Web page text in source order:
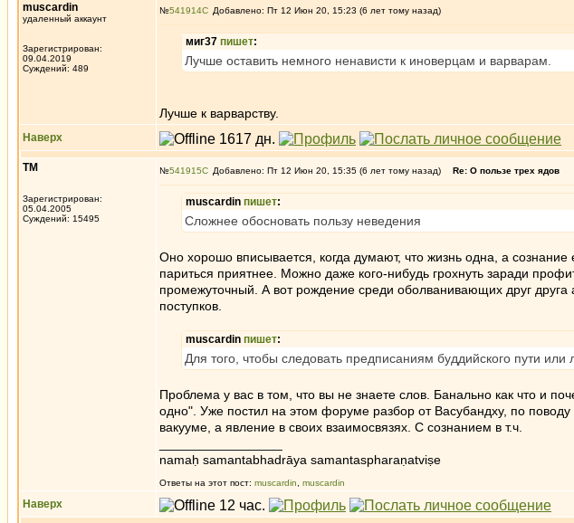
muscardin
удаленный аккаунт
Зарегистрирован:
09.04.2019
Суждений: 489
№541914 Добавлено: Пт 12 Июн 20, 15:23 (6 лет тому назад)
миг37 пишет:
Лучше оставить немного ненависти к иноверцам и варварам.
Лучше к варварству.
Наверх
ТМ
Зарегистрирован:
05.04.2005
Суждений: 15495
№541915 Добавлено: Пт 12 Июн 20, 15:35 (6 лет тому назад) Re: О пользе трех ядов
muscardin пишет:
Сложнее обосновать пользу неведения
Оно хорошо вписывается, когда думают, что жизнь одна, а
париться приятнее. Можно даже кого-нибудь грохнуть заради
промежуточный. А вот рождение среди оболванивающих друг друга
поступков.
muscardin пишет:
Для того, чтобы следовать предписаниям буддийского пути
Проблема у вас в том, что вы не знаете слов. Банально как что и
одно". Уже постил на этом форуме разбор от Васубандху, по
вакууме, а явление в своих взаимосвязях. С сознанием в т.ч.
namaḥ samantabhadrāya samantaspharaṇatviṣe
Ответы на этот пост: muscardin muscardin
Наверх